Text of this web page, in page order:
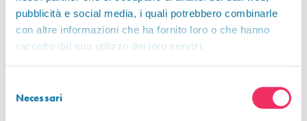
pubblicità e social media, i quali potrebbero combinarle
con altre informazioni che ha fornito loro o che hanno
raccolto dal suo utilizzo dei loro servizi.
delNecessari
Valuterò inoltre le condizioni di salute generale del paziente
attraverso anamnesi e analisi mirate per escludere alterazioni
(pressione alta, problemi di cicatrizzazione o coagulazione) che
consigli relativi ad alimentazione, fumo, uso di alcool e assunzione di
farmaci.